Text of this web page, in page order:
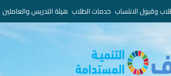
وقبول الانتساب خدمات الطلاب هيئة التدريس والعاملين